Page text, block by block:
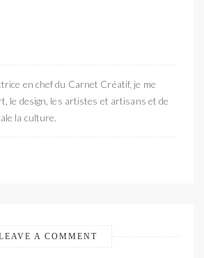
en chef du Carnet Créatif, je me
le design, les artistes et artisans et de
la culture.
A COMMENT